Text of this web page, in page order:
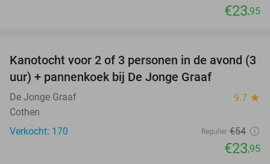
€23,95
56%
Kanotocht voor 2 of 3 personen in de avond (3
uur) + pannenkoek bij De Jonge Graaf
De Jonge Graaf 9.7 star
Cothen
Verkocht: 170
Regulier €54
€23,95